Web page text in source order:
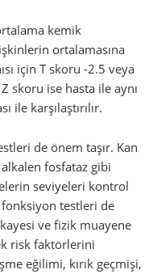
kemik
ortalamasına
için T skoru -2.5 veya
skoru ise hasta ile aynı
ile karşılaştırılır.
de önem taşır. Kan
fosfataz gibi
seviyeleri kontrol
testleri de
ve fizik muayene
risk faktörlerini
eğilimi, kırık geçmişi,